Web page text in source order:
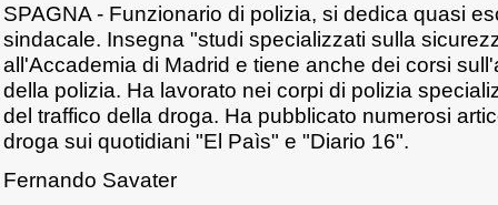
SPAGNA - Funzionario di polizia, si dedica quasi
sindacale. Insegna "studi specializzati sulla
all'Accademia di Madrid e tiene anche dei corsi
della polizia. Ha lavorato nei corpi di polizia
del traffico della droga. Ha pubblicato numerosi
droga sui quotidiani "El Paìs" e "Diario 16".
Fernando Savater